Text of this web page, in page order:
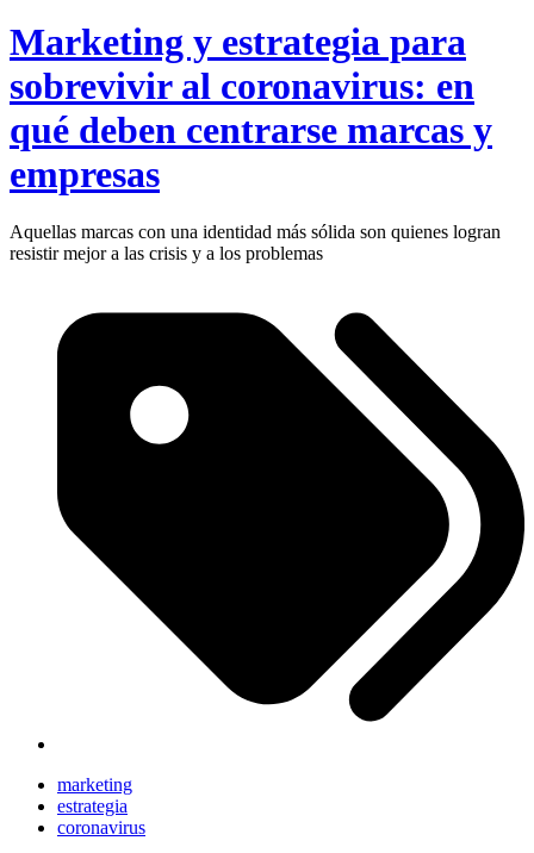
Marketing y estrategia para
sobrevivir al coronavirus: en
qué deben centrarse marcas y
empresas
Aquellas marcas con una identidad más sólida son quienes logran
resistir mejor a las crisis y a los problemas
marketing
estrategia
coronavirus